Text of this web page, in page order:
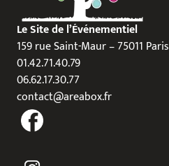
Le Site de l’Événementiel
159 rue Saint-Maur – 75011 Paris
01.42.71.40.79
06.62.17.30.77
contact@areabox.fr